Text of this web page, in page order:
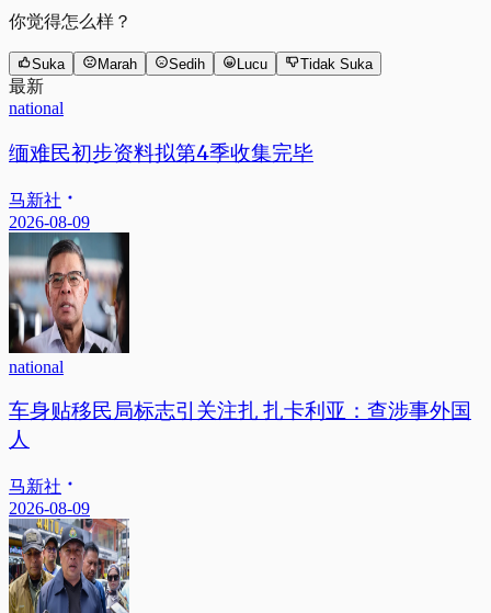
你觉得怎么样？
Suka Marah Sedih Lucu Tidak Suka
最新
national
缅难民初步资料拟第4季收集完毕
马新社
2026-08-09
national
车身贴移民局标志引关注扎 扎卡利亚：查涉事外国
人
马新社
2026-08-09